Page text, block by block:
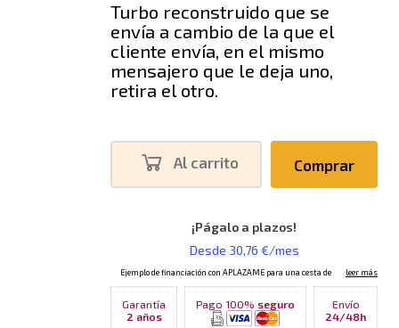
Turbo reconstruido que se
envía a cambio de la que el
cliente envía, en el mismo
mensajero que le deja uno,
retira el otro.
Al carrito Comprar
Garantía
2 años
Pago 100% seguro
Envío
24/48h